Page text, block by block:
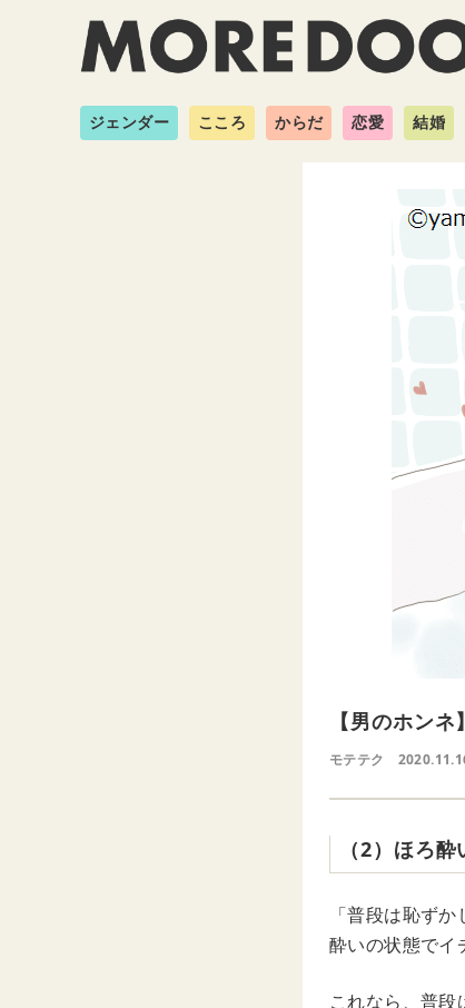
ジェンダー こころ からだ 恋愛 結婚
【男のホン
モテテク
（2）ほろ
「普段は恥ず
酔いの状態でイ
これなら、普段